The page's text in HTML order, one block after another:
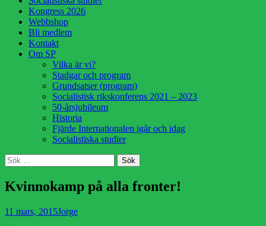
Kongress 2026
Webbshop
Bli medlem
Kontakt
Om SP
Vilka är vi?
Stadgar och program
Grundsatser (program)
Socialistisk rikskonferens 2021 – 2023
50-årsjubileum
Historia
Fjärde Internationalen igår och idag
Socialistiska studier
Sök
Sök
efter:
Kvinnokamp på alla fronter!
Publicerad
11 mars, 2015Författare
Jorge